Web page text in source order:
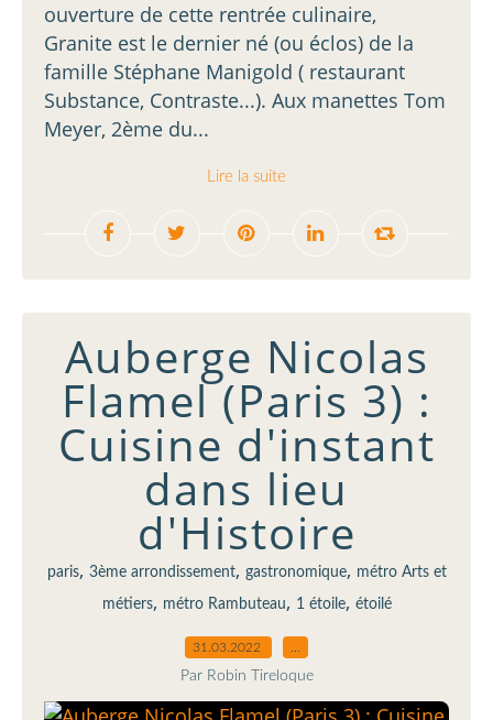
ouverture de cette rentrée culinaire,
Granite est le dernier né (ou éclos) de la
famille Stéphane Manigold ( restaurant
Substance, Contraste...). Aux manettes Tom
Meyer, 2ème du...
Lire la suite
Auberge Nicolas
Flamel (Paris 3) :
Cuisine d'instant
dans lieu
d'Histoire
paris, 3ème arrondissement, gastronomique, métro Arts et
métiers, métro Rambuteau, 1 étoile, étoilé
31.03.2022
Par Robin Tireloque